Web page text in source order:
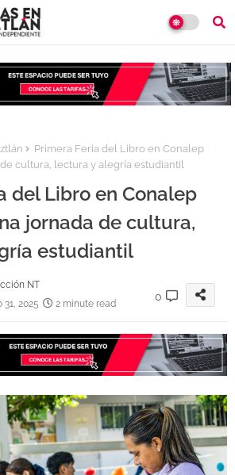
Primera Feria del Libro en Conalep
cultura, lectura y alegría estudiantil
del Libro en Conalep
jornada de cultura,
estudiantil
NT
2025
2 minute read
0